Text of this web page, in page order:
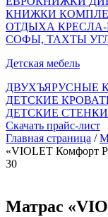
КНИЖКИ
ОТДЫХА
СОФЫ, ТАХТЫ
Детская мебель
ДВУХЪЯРУСНЫЕ
ДЕТСКИЕ
ДЕТСКИЕ
Скачать прайс-лист
Главная страница /
«VIOLET Комфорт
30
Матрас